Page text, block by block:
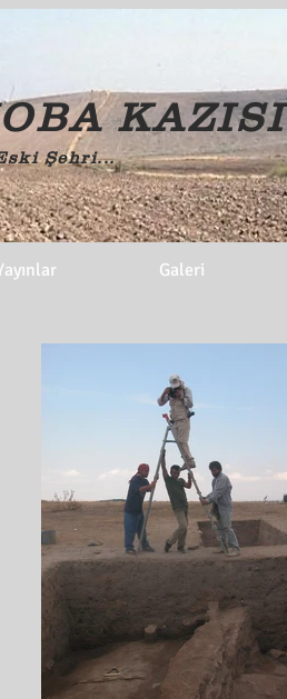
Şehri...
KAZISI
Galeri